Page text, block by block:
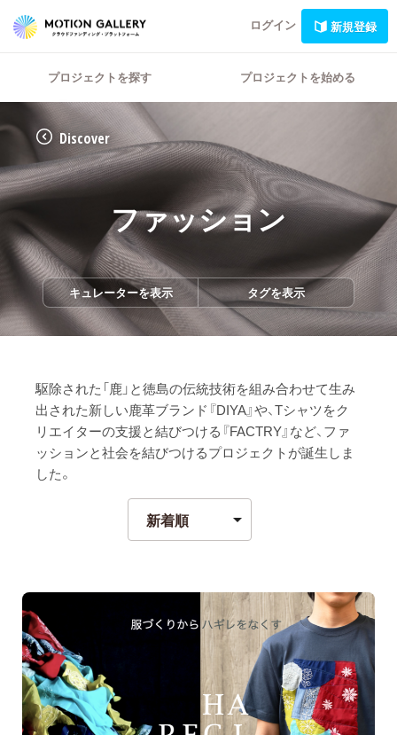
ログイン 新規登録
プロジェクトを探す プロジェクトを始める
Discover
ファッション
キュレーターを表示 タグを表示
駆除された「鹿」と徳島の伝統技術を組み合わせて生み
出された新しい鹿革ブランド『DIYA』や、Tシャツをク
リエイターの支援と結びつける『FACTRY』など、ファ
ッションと社会を結びつけるプロジェクトが誕生しま
した。